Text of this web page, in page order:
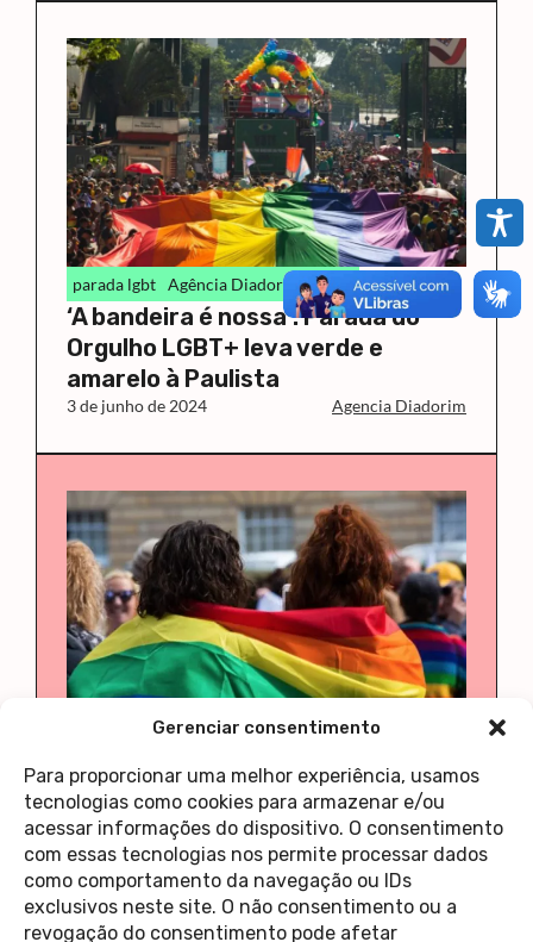
Gerenciar consentimento
Para proporcionar uma melhor experiência, usamos
tecnologias como cookies para armazenar e/ou
acessar informações do dispositivo. O consentimento
com essas tecnologias nos permite processar dados
como comportamento da navegação ou IDs
exclusivos neste site. O não consentimento ou a
revogação do consentimento pode afetar
parada lgbt Agência Diadorim LGBT
‘A bandeira é nossa’: Parada do
Orgulho LGBT+ leva verde e
amarelo à Paulista
3 de junho de 2024 Agencia Diadorim
parada lgbt Folha Press LGBT
Paradas LGBTQIA+ se espalham
pela Grande SP e enfrentam
resistência
2 de agosto de 2022 Folha Press